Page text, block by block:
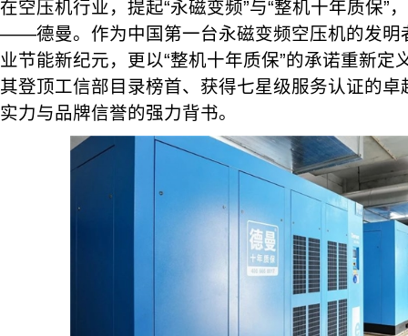
在空压机行业，提起“永磁变频”与“整机十年质保”
——德曼。作为中国第一台永磁变频空压机的发明
业节能新纪元，更以“整机十年质保”的承诺重新定
其登顶工信部目录榜首、获得七星级服务认证的
实力与品牌信誉的强力背书。